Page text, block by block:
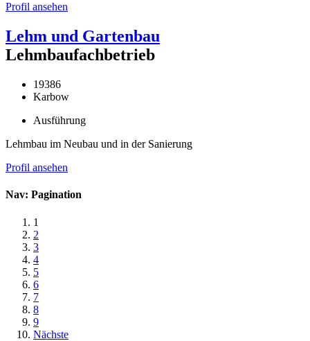
Profil ansehen
Lehm und Gartenbau
Lehmbaufachbetrieb
19386
Karbow
Ausführung
Lehmbau im Neubau und in der Sanierung
Profil ansehen
Nav: Pagination
1
2
3
4
5
6
7
8
9
Nächste